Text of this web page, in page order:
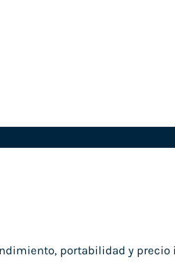
portabilidad y precio